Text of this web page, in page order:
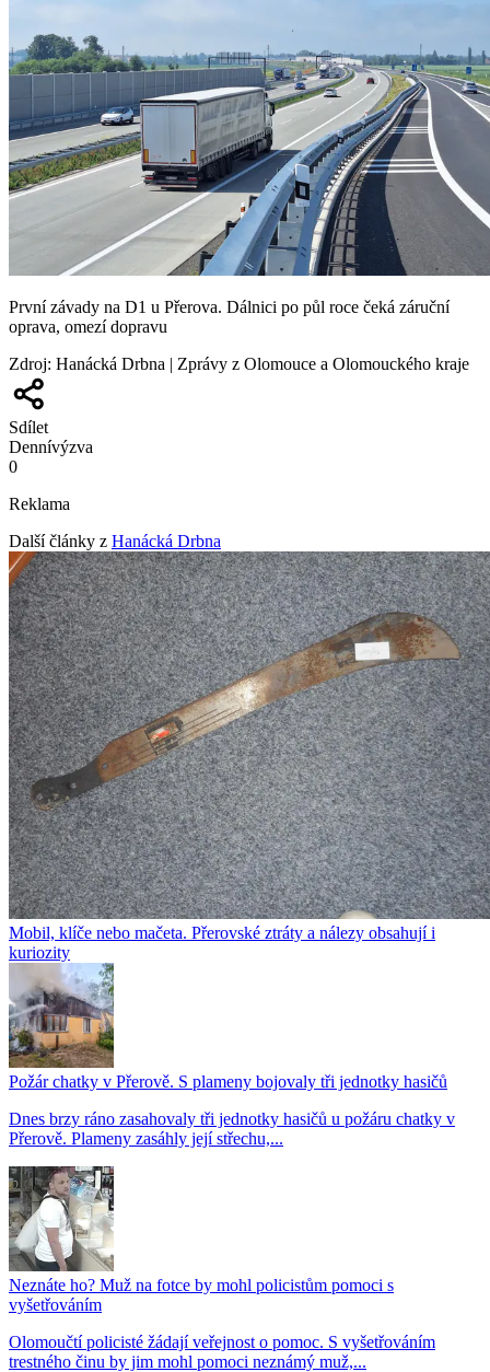
První závady na D1 u Přerova. Dálnici po půl roce čeká záruční
oprava, omezí dopravu
Zdroj: Hanácká Drbna | Zprávy z Olomouce a Olomouckého kraje
Sdílet
Dennívýzva
0
Reklama
Další články z Hanácká Drbna
Mobil, klíče nebo mačeta. Přerovské ztráty a nálezy obsahují i
kuriozity
Požár chatky v Přerově. S plameny bojovaly tři jednotky hasičů
Dnes brzy ráno zasahovaly tři jednotky hasičů u požáru chatky v
Přerově. Plameny zasáhly její střechu,...
Neznáte ho? Muž na fotce by mohl policistům pomoci s
vyšetřováním
Olomoučtí policisté žádají veřejnost o pomoc. S vyšetřováním
trestného činu by jim mohl pomoci neznámý muž,...